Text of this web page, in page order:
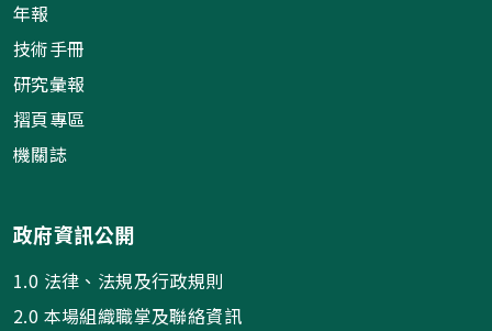
年報
技術手冊
研究彙報
摺頁專區
機關誌
政府資訊公開
1.0 法律、法規及行政規則
2.0 本場組織職掌及聯絡資訊